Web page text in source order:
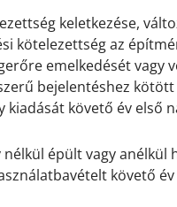
keletkezése,
kötelezettség az
emelkedését vagy
bejelentéshez
kiadását követő év első
nélkül épült vagy
követő